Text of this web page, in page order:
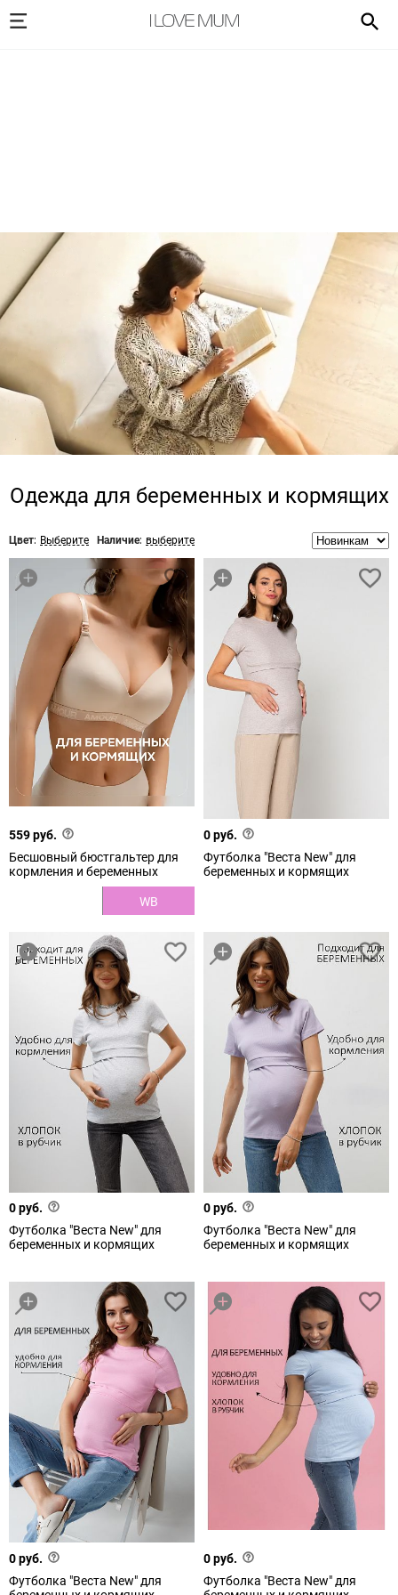
Одежда для беременных и кормящих
Цвет: Выберите Наличие: выберите
559 руб.
Бесшовный бюстгальтер для
кормления и беременных
WB
0 руб.
Футболка "Веста New" для
беременных и кормящих
0 руб.
Футболка "Веста New" для
беременных и кормящих
0 руб.
Футболка "Веста New" для
беременных и кормящих
0 руб.
Футболка "Веста New" для
0 руб.
Футболка "Веста New" для